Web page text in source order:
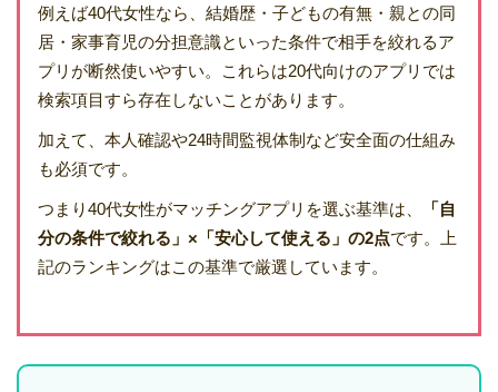
例えば40代女性なら、結婚歴・子どもの有無・親との同
居・家事育児の分担意識といった条件で相手を絞れるア
プリが断然使いやすい。これらは20代向けのアプリでは
検索項目すら存在しないことがあります。
加えて、本人確認や24時間監視体制など安全面の仕組み
も必須です。
つまり40代女性がマッチングアプリを選ぶ基準は、
「自
分の条件で絞れる」×「安心して使える」の2点です。上
記のランキングはこの基準で厳選しています。